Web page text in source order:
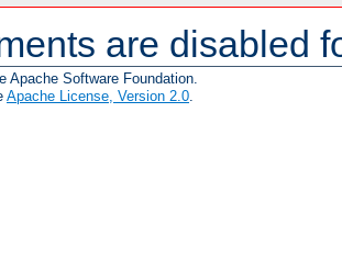
are disabled
Apache Software Foundation.
Apache License, Version 2.0